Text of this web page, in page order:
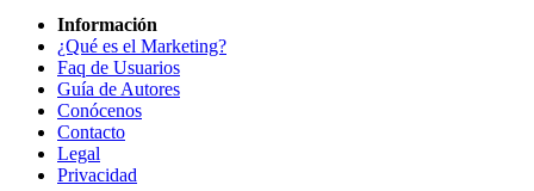
Información
¿Qué es el Marketing?
Faq de Usuarios
Guía de Autores
Conócenos
Contacto
Legal
Privacidad